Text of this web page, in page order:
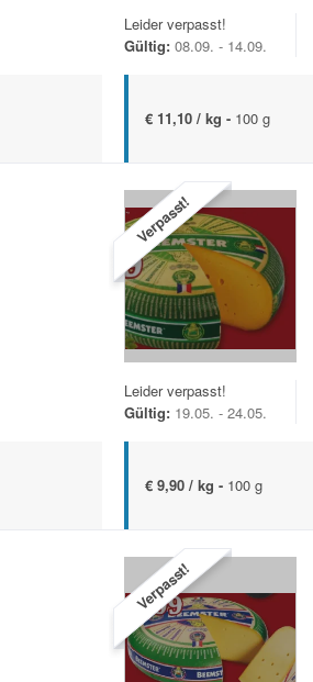
Leider verpasst!
Gültig: 08.09. - 14.09.
€ 11,10 / kg - 100 g
Verpasst!
Leider verpasst!
Gültig: 19.05. - 24.05.
€ 9,90 / kg - 100 g
Verpasst!